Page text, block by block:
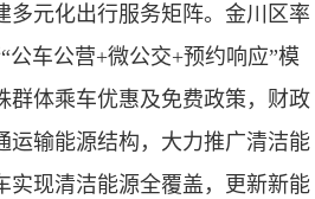
多元化出行服务矩阵。金川区率
车公营+微公交+预约响应”模
群体乘车优惠及免费政策，财政
运输能源结构，大力推广清洁能
实现清洁能源全覆盖，更新新能